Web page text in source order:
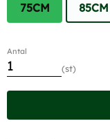
75CM 85CM
Antal
st